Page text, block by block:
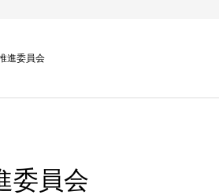
進委員会
委員会